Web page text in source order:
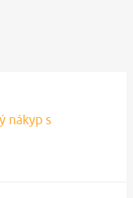
nákyp s